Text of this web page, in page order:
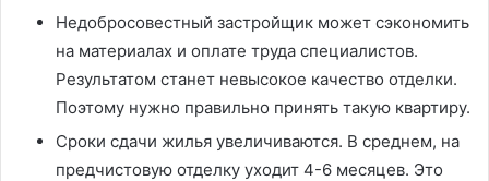
Недобросовестный застройщик может сэкономить
на материалах и оплате труда специалистов.
Результатом станет невысокое качество отделки.
Поэтому нужно правильно принять такую квартиру.
Сроки сдачи жилья увеличиваются. В среднем, на
предчистовую отделку уходит 4-6 месяцев. Это